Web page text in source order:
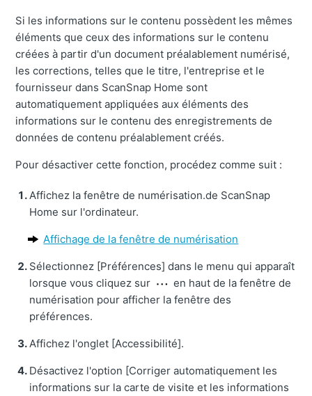
Si les informations sur le contenu possèdent les mêmes
éléments que ceux des informations sur le contenu
créées à partir d'un document préalablement numérisé,
les corrections, telles que le titre, l'entreprise et le
fournisseur dans ScanSnap Home sont
automatiquement appliquées aux éléments des
informations sur le contenu des enregistrements de
données de contenu préalablement créés.
Pour désactiver cette fonction, procédez comme suit :
Affichez la fenêtre de numérisation.de ScanSnap
Home sur l'ordinateur.
Affichage de la fenêtre de numérisation
Sélectionnez [Préférences] dans le menu qui apparaît
lorsque vous cliquez sur
en haut de la fenêtre de
numérisation pour afficher la fenêtre des
préférences.
Affichez l'onglet [Accessibilité].
Désactivez l'option [Corriger automatiquement les
informations sur la carte de visite et les informations